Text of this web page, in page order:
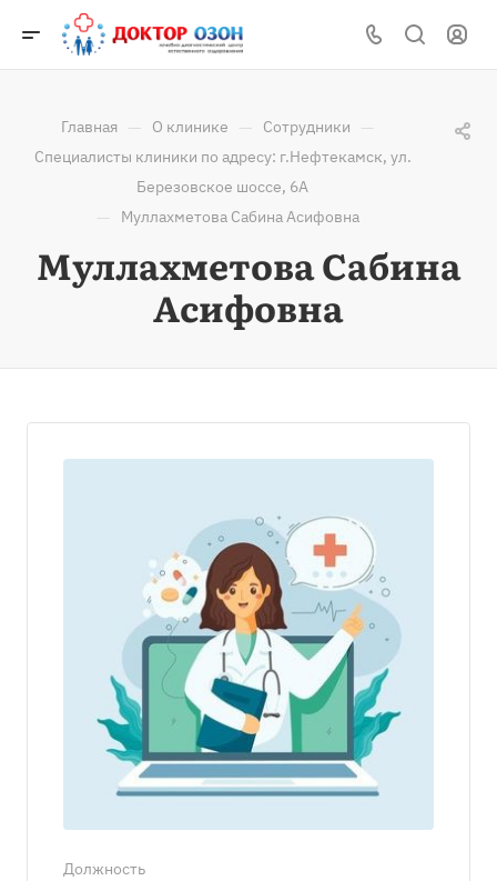
Главная — О клинике — Сотрудники —
Специалисты клиники по адресу: г.Нефтекамск, ул.
Березовское шоссе, 6А
— Муллахметова Сабина Асифовна
Муллахметова Сабина
Асифовна
Должность